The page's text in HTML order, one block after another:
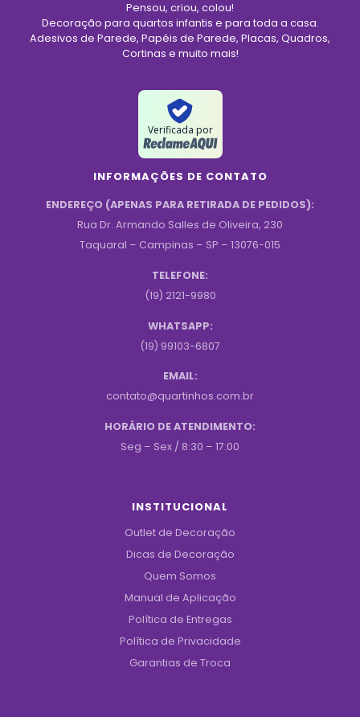
Pensou, criou, colou!
Decoração para quartos infantis e para toda a casa.
Adesivos de Parede, Papéis de Parede, Placas, Quadros,
Cortinas e muito mais!
Verificada por
INFORMAÇÕES DE CONTATO
ENDEREÇO (APENAS PARA RETIRADA DE PEDIDOS):
Rua Dr. Armando Salles de Oliveira, 230
Taquaral – Campinas – SP – 13076-015
TELEFONE:
(19) 2121-9980
WHATSAPP:
(19) 99103-6807
EMAIL:
contato@quartinhos.com.br
HORÁRIO DE ATENDIMENTO:
Seg – Sex / 8:30 – 17:00
INSTITUCIONAL
Outlet de Decoração
Dicas de Decoração
Quem Somos
Manual de Aplicação
Política de Entregas
Política de Privacidade
Garantias de Troca